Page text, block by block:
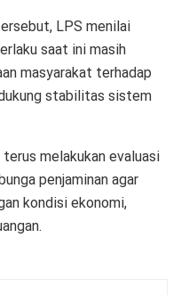
LPS menilai
saat ini masih
masyarakat terhadap
stabilitas sistem
melakukan evaluasi
penjaminan agar
kondisi ekonomi,